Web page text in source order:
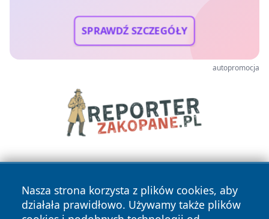
SPRAWDŹ SZCZEGÓŁY
autopromocja
Nasza strona korzysta z plików cookies, aby
działała prawidłowo. Używamy także plików